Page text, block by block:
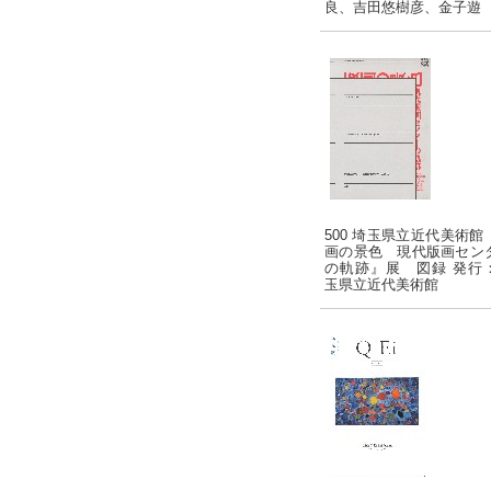
良、吉田悠樹彦、金子遊
500 埼玉県立近代美術館
画の景色 現代版画セン
の軌跡』展 図録 発行
玉県立近代美術館